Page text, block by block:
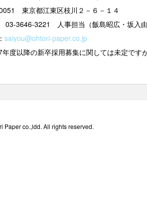
東京都江東区枝川２－６－１４
3646-3221 人事担当（飯島昭広・坂入由
saiyou@ohtori-paper.co.jp
7年度以降の新卒採用募集に関しては未定で
Paper co.,ldd. All rights reserved.